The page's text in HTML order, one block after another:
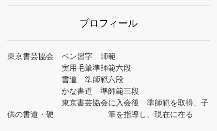
プロフィール
東京書芸協会 ペン習字 師範
実用毛筆準師範六段
書道 準師範六段
かな書道 準師範三段
東京書芸協会に入会後 準師範を取得、子
供の書道・硬 筆を指導し、現在に在る